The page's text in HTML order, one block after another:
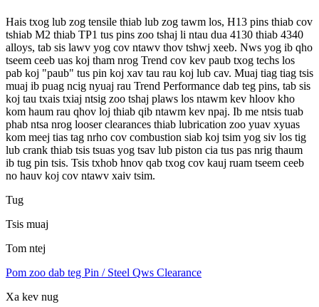
Hais txog lub zog tensile thiab lub zog tawm los, H13 pins thiab cov
tshiab M2 thiab TP1 tus pins zoo tshaj li ntau dua 4130 thiab 4340
alloys, tab sis lawv yog cov ntawv thov tshwj xeeb. Nws yog ib qho
tseem ceeb uas koj tham nrog Trend cov kev paub txog techs los
pab koj "paub" tus pin koj xav tau rau koj lub cav. Muaj tiag tiag tsis
muaj ib puag ncig nyuaj rau Trend Performance dab teg pins, tab sis
koj tau txais txiaj ntsig zoo tshaj plaws los ntawm kev hloov kho
kom haum rau qhov loj thiab qib ntawm kev npaj. Ib me ntsis tuab
phab ntsa nrog looser clearances thiab lubrication zoo yuav xyuas
kom meej tias tag nrho cov combustion siab koj tsim yog siv los tig
lub crank thiab tsis tsuas yog tsav lub piston cia tus pas nrig thaum
ib tug pin tsis. Tsis txhob hnov ​​​​qab txog cov kauj ruam tseem ceeb
no hauv koj cov ntawv xaiv tsim.
Tug
Tsis muaj
Tom ntej
Pom zoo dab teg Pin / Steel Qws Clearance
Xa kev nug